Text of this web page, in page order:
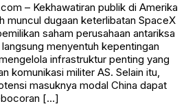
– Kekhawatiran publik di Amerika
muncul dugaan keterlibatan SpaceX
saham perusahaan antariksa
menyentuh kepentingan
infrastruktur penting yang
komunikasi militer AS. Selain itu,
masuknya modal China dapat
[…]